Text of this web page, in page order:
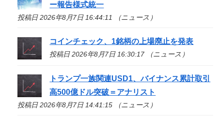
ー報告様式統一
投稿日 2026年8月7日 16:44:11 （ニュース）
コインチェック、1銘柄の上場廃止を発表
投稿日 2026年8月7日 16:30:17 （ニュース）
トランプ一族関連USD1、バイナンス累計取引
高500億ドル突破＝アナリスト
投稿日 2026年8月7日 14:41:15 （ニュース）